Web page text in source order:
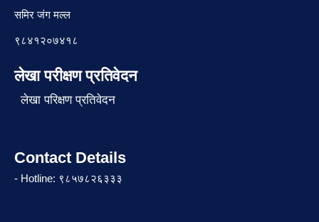
समिर जंग मल्ल
९८४१२०७४१८
लेखा परीक्षण प्रतिवेदन
लेखा परिक्षण प्रतिवेदन
Contact Details
- Hotline: ९८५७८२६३३३